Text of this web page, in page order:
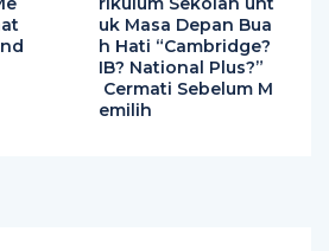
uk Masa Depan Bua
h Hati “Cambridge?
IB? National Plus?”
Cermati Sebelum M
emilih